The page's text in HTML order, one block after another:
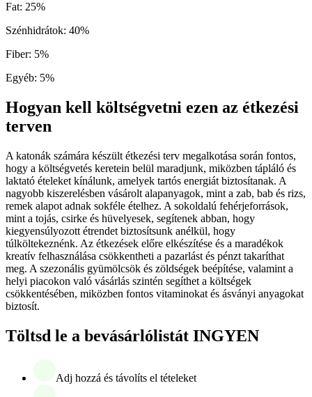
Fat: 25%
Szénhidrátok: 40%
Fiber: 5%
Egyéb: 5%
Hogyan kell költségvetni ezen az étkezési
terven
A katonák számára készült étkezési terv megalkotása során fontos,
hogy a költségvetés keretein belül maradjunk, miközben tápláló és
laktató ételeket kínálunk, amelyek tartós energiát biztosítanak. A
nagyobb kiszerelésben vásárolt alapanyagok, mint a zab, bab és rizs,
remek alapot adnak sokféle ételhez. A sokoldalú fehérjeforrások,
mint a tojás, csirke és hüvelyesek, segítenek abban, hogy
kiegyensúlyozott étrendet biztosítsunk anélkül, hogy
túlköltekeznénk. Az étkezések előre elkészítése és a maradékok
kreatív felhasználása csökkentheti a pazarlást és pénzt takaríthat
meg. A szezonális gyümölcsök és zöldségek beépítése, valamint a
helyi piacokon való vásárlás szintén segíthet a költségek
csökkentésében, miközben fontos vitaminokat és ásványi anyagokat
biztosít.
Töltsd le a bevásárlólistát INGYEN
Adj hozzá és távolíts el tételeket